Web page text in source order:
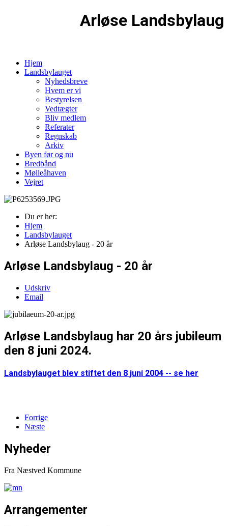
Arløse Landsbylaug
Hjem
Landsbylauget
Nyhedsbreve
Hvem er vi
Bestyrelsen
Vedtægter
Bliv medlem
Referater
Regnskab
Arkiv
Byen før og nu
Bredbånd
Mølleåhaven
Vejret
Du er her:
Hjem
Landsbylauget
Arløse Landsbylaug - 20 år
Arløse Landsbylaug - 20 år
Udskriv
Email
Arløse Landsbylaug har 20 års jubileum
den 8 juni 2024.
Landsbylauget blev stiftet den 8 juni 2004 -- se her
Forrige
Næste
Nyheder
Fra Næstved Kommune
Arrangementer